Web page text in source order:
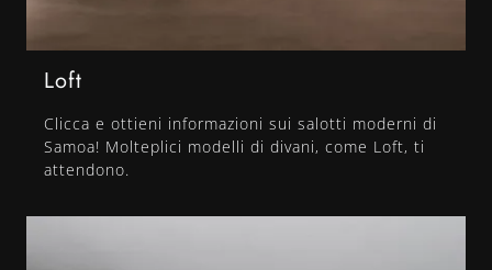
Loft
Clicca e ottieni informazioni sui salotti moderni di
Samoa! Molteplici modelli di divani, come Loft, ti
attendono.